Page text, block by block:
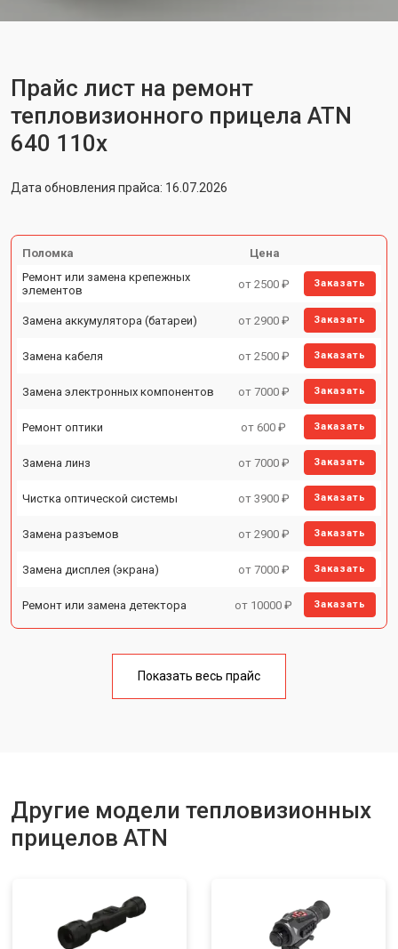
Прайс лист на ремонт
тепловизионного прицела ATN
640 110x
Дата обновления прайса: 16.07.2026
Поломка
Цена
Ремонт или замена крепежных
элементов
от 2500 ₽ Заказать
Замена аккумулятора (батареи) от 2900 ₽ Заказать
Замена кабеля от 2500 ₽ Заказать
Замена электронных компонентов от 7000 ₽ Заказать
Ремонт оптики от 600 ₽ Заказать
Замена линз от 7000 ₽ Заказать
Чистка оптической системы от 3900 ₽ Заказать
Замена разъемов от 2900 ₽ Заказать
Замена дисплея (экрана) от 7000 ₽ Заказать
Ремонт или замена детектора от 10000 ₽ Заказать
Показать весь прайс
Другие модели тепловизионных
прицелов ATN